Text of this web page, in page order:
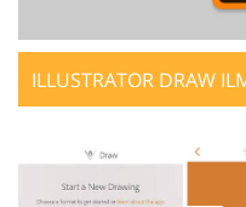
ILLUSTRATOR DRAW